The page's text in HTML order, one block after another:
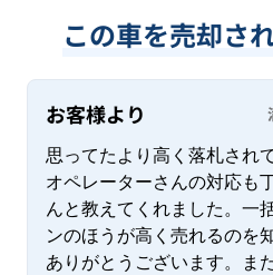
この車を売却さ
お客様より
思ってたより高く落札され
オペレーターさんの対応も
んと教えてくれました。一
ンのほうが高く売れるのを
ありがとうございます。ま